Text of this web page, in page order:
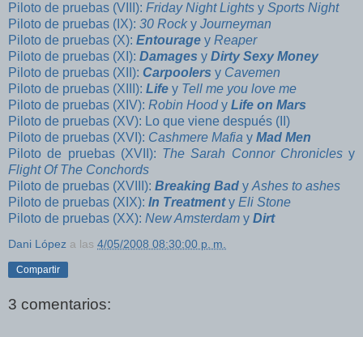
Piloto de pruebas (VIII): Friday Night Lights y Sports Night
Piloto de pruebas (IX): 30 Rocky Journeyman
Piloto de pruebas (X): Entourage y Reaper
Piloto de pruebas (XI): Damages y Dirty Sexy Money
Piloto de pruebas (XII): Carpoolers y Cavemen
Piloto de pruebas (XIII): Life y Tell me you love me
Piloto de pruebas (XIV): Robin Hoody Life on Mars
Piloto de pruebas (XV): Lo que viene después (II)
Piloto de pruebas (XVI): Cashmere Mafia y Mad Men
Piloto de pruebas (XVII): The Sarah Connor Chroniclesy
Flight Of The Conchords
Piloto de pruebas (XVIII): Breaking Bad y Ashes to ashes
Piloto de pruebas (XIX): In Treatmenty Eli Stone
Piloto de pruebas (XX): New Amsterdam y Dirt
Dani López a las 4/05/2008 08:30:00 p. m.
Compartir
3 comentarios: